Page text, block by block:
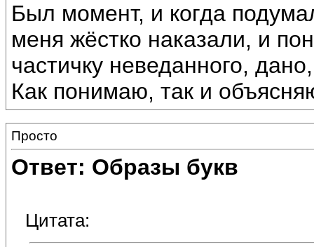
Был момент, и когда
меня жёстко наказали, и
частичку неведанного,
Как понимаю, так и
Просто
Ответ: Образы букв
Цитата: